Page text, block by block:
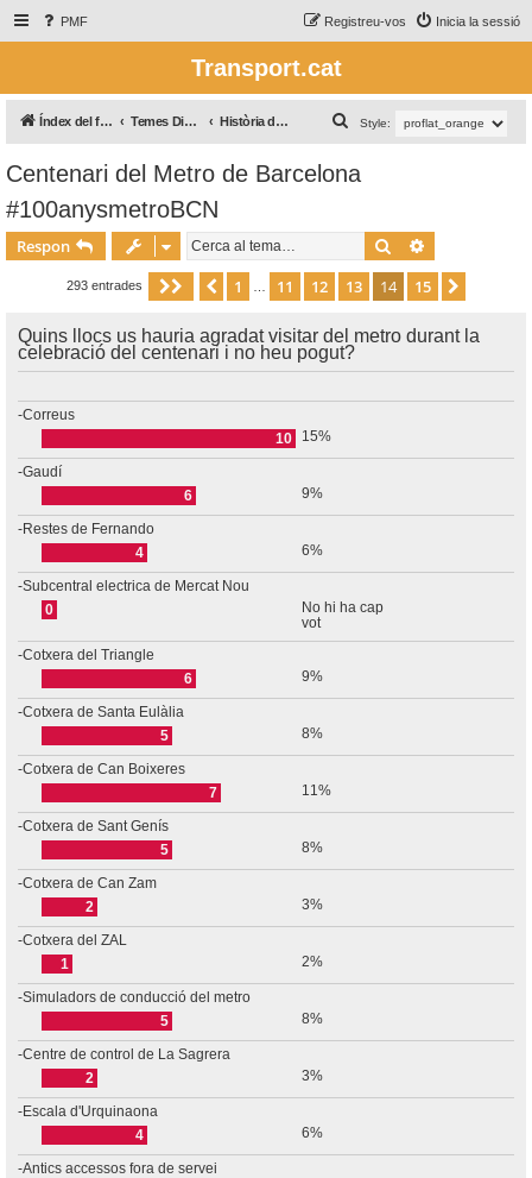
PMF Inicia la sessió
Registreu-vos
Transport.cat
Índex del fòrum Temes Diversos / Temas Varios Història del transport Style:
e
r
a
Centenari del Metro de Barcelona
#100anysmetroBCN
Respon Cerca
293 entrades Pàgina 14de15
Anterior
1 11 12 13 14 15
Quins llocs us hauria agradat visitar del metro durant la
celebració del centenari i no heu pogut?
-Correus
10
15%
-Gaudí
6
9%
-Restes de Fernando
4
6%
-Subcentral electrica de Mercat Nou
0
No hi ha cap
vot
-Cotxera del Triangle
6
9%
-Cotxera de Santa Eulàlia
5
8%
-Cotxera de Can Boixeres
7
11%
-Cotxera de Sant Genís
5
8%
-Cotxera de Can Zam
2
3%
-Cotxera del ZAL
1
2%
-Simuladors de conducció del metro
5
8%
-Centre de control de La Sagrera
2
3%
-Escala d'Urquinaona
4
6%
-Antics accessos fora de servei